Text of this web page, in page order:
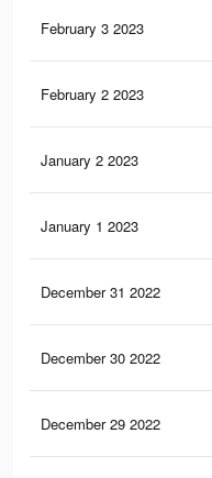
February 3 2023
February 2 2023
January 2 2023
January 1 2023
December 31 2022
December 30 2022
December 29 2022